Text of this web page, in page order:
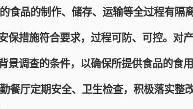
品的制作、储存、运输等全过程有隔离
保措施符合要求，过程可防、可控。对
景调查的条件，以确保所提供食品的食用
厅定期安全、卫生检查，积极落实整改